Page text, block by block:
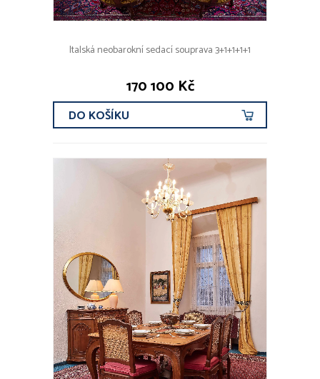
Italská neobarokní sedací souprava 3+1+1+1+1
170 100 Kč
DO KOŠÍKU